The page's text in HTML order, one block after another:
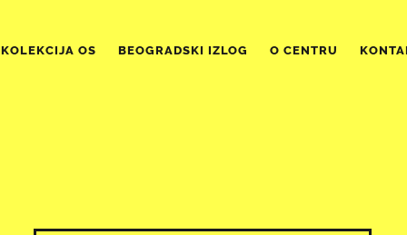
KOLEKCIJA OS BEOGRADSKI IZLOG O CENTRU